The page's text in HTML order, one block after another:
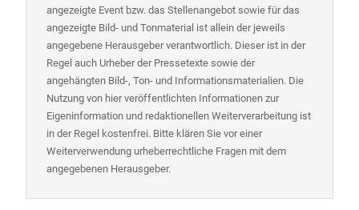
angezeigte Event bzw. das Stellenangebot sowie für das
angezeigte Bild- und Tonmaterial ist allein der jeweils
angegebene Herausgeber verantwortlich. Dieser ist in der
Regel auch Urheber der Pressetexte sowie der
angehängten Bild-, Ton- und Informationsmaterialien. Die
Nutzung von hier veröffentlichten Informationen zur
Eigeninformation und redaktionellen Weiterverarbeitung ist
in der Regel kostenfrei. Bitte klären Sie vor einer
Weiterverwendung urheberrechtliche Fragen mit dem
angegebenen Herausgeber.